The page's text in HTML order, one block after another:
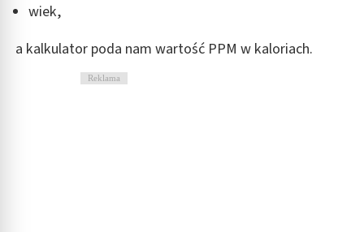
wiek,
a kalkulator poda nam wartość PPM w kaloriach.
Reklama